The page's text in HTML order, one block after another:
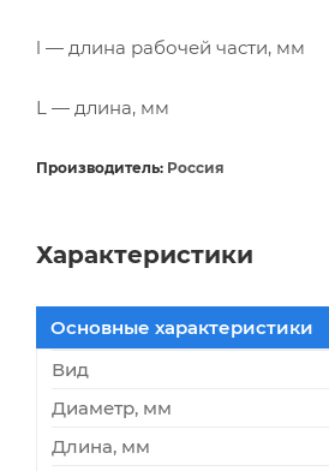
l — длина рабочей части, мм
L — длина, мм
Производитель: Россия
Характеристики
Основные характеристики
Вид
Диаметр, мм
Длина, мм